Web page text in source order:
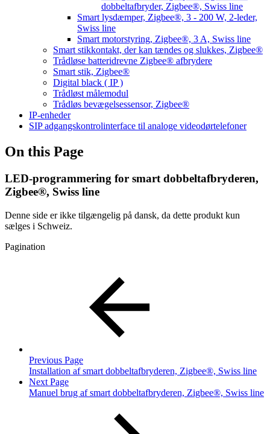
dobbeltafbryder, Zigbee®, Swiss line
Smart lysdæmper, Zigbee®, 3 - 200 W, 2-leder,
Swiss line
Smart motorstyring, Zigbee®, 3 A, Swiss line
Smart stikkontakt, der kan tændes og slukkes, Zigbee®
Trådløse batteridrevne Zigbee® afbrydere
Smart stik, Zigbee®
Digital black ( IP )
Trådløst målemodul
Trådløs bevægelsessensor, Zigbee®
IP-enheder
SIP adgangskontrolinterface til analoge videodørtelefoner
On this Page
LED-programmering for smart dobbeltafbryderen,
Zigbee®, Swiss line
Denne side er ikke tilgængelig på dansk, da dette produkt kun
sælges i Schweiz.
Pagination
Previous Page
Installation af smart dobbeltafbryderen, Zigbee®, Swiss line
Next Page
Manuel brug af smart dobbeltafbryderen, Zigbee®, Swiss line